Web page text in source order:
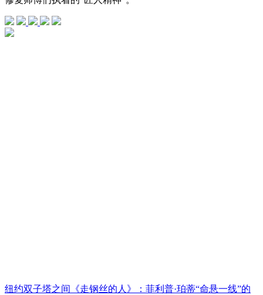
纽约双子塔之间《走钢丝的人》：菲利普·珀蒂“命悬一线”的